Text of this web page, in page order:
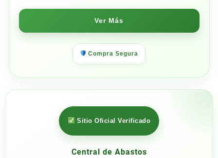
Ver Más
Compra Segura
Sitio Oficial Verificado
Central de Abastos